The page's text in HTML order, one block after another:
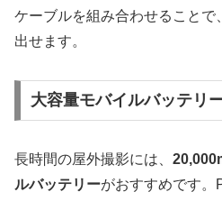
ケーブルを組み合わせることで
出せます。
大容量モバイルバッテリ
長時間の屋外撮影には、
ルバッテリーがおすすめです。